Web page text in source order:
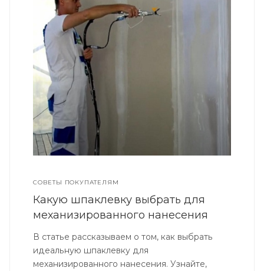
СОВЕТЫ ПОКУПАТЕЛЯМ
Какую шпаклевку выбрать для
механизированного нанесения
В статье рассказываем о том, как выбрать
идеальную шпаклевку для
механизированного нанесения. Узнайте,